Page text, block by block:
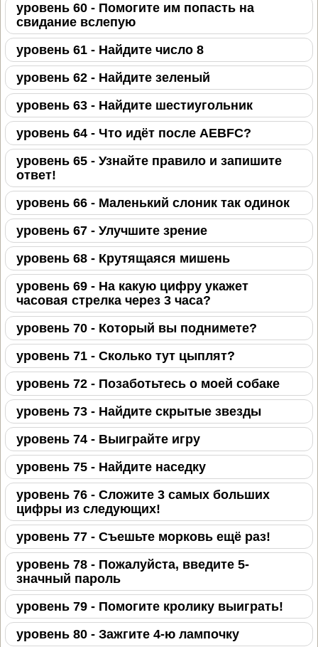
уровень 60 - Помогите им попасть на
свидание вслепую
уровень 61 - Найдите число 8
уровень 62 - Найдите зеленый
уровень 63 - Найдите шестиугольник
уровень 64 - Что идёт после AEBFC?
уровень 65 - Узнайте правило и запишите
ответ!
уровень 66 - Маленький слоник так одинок
уровень 67 - Улучшите зрение
уровень 68 - Крутящаяся мишень
уровень 69 - На какую цифру укажет
часовая стрелка через 3 часа?
уровень 70 - Который вы поднимете?
уровень 71 - Сколько тут цыплят?
уровень 72 - Позаботьтесь о моей собаке
уровень 73 - Найдите скрытые звезды
уровень 74 - Выиграйте игру
уровень 75 - Найдите наседку
уровень 76 - Сложите 3 самых больших
цифры из следующих!
уровень 77 - Съешьте морковь ещё раз!
уровень 78 - Пожалуйста, введите 5-
значный пароль
уровень 79 - Помогите кролику выиграть!
уровень 80 - Зажгите 4-ю лампочку